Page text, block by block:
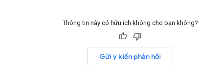
Thông tin này có hữu ích không cho bạn không?
Gửi ý kiến phản hồi